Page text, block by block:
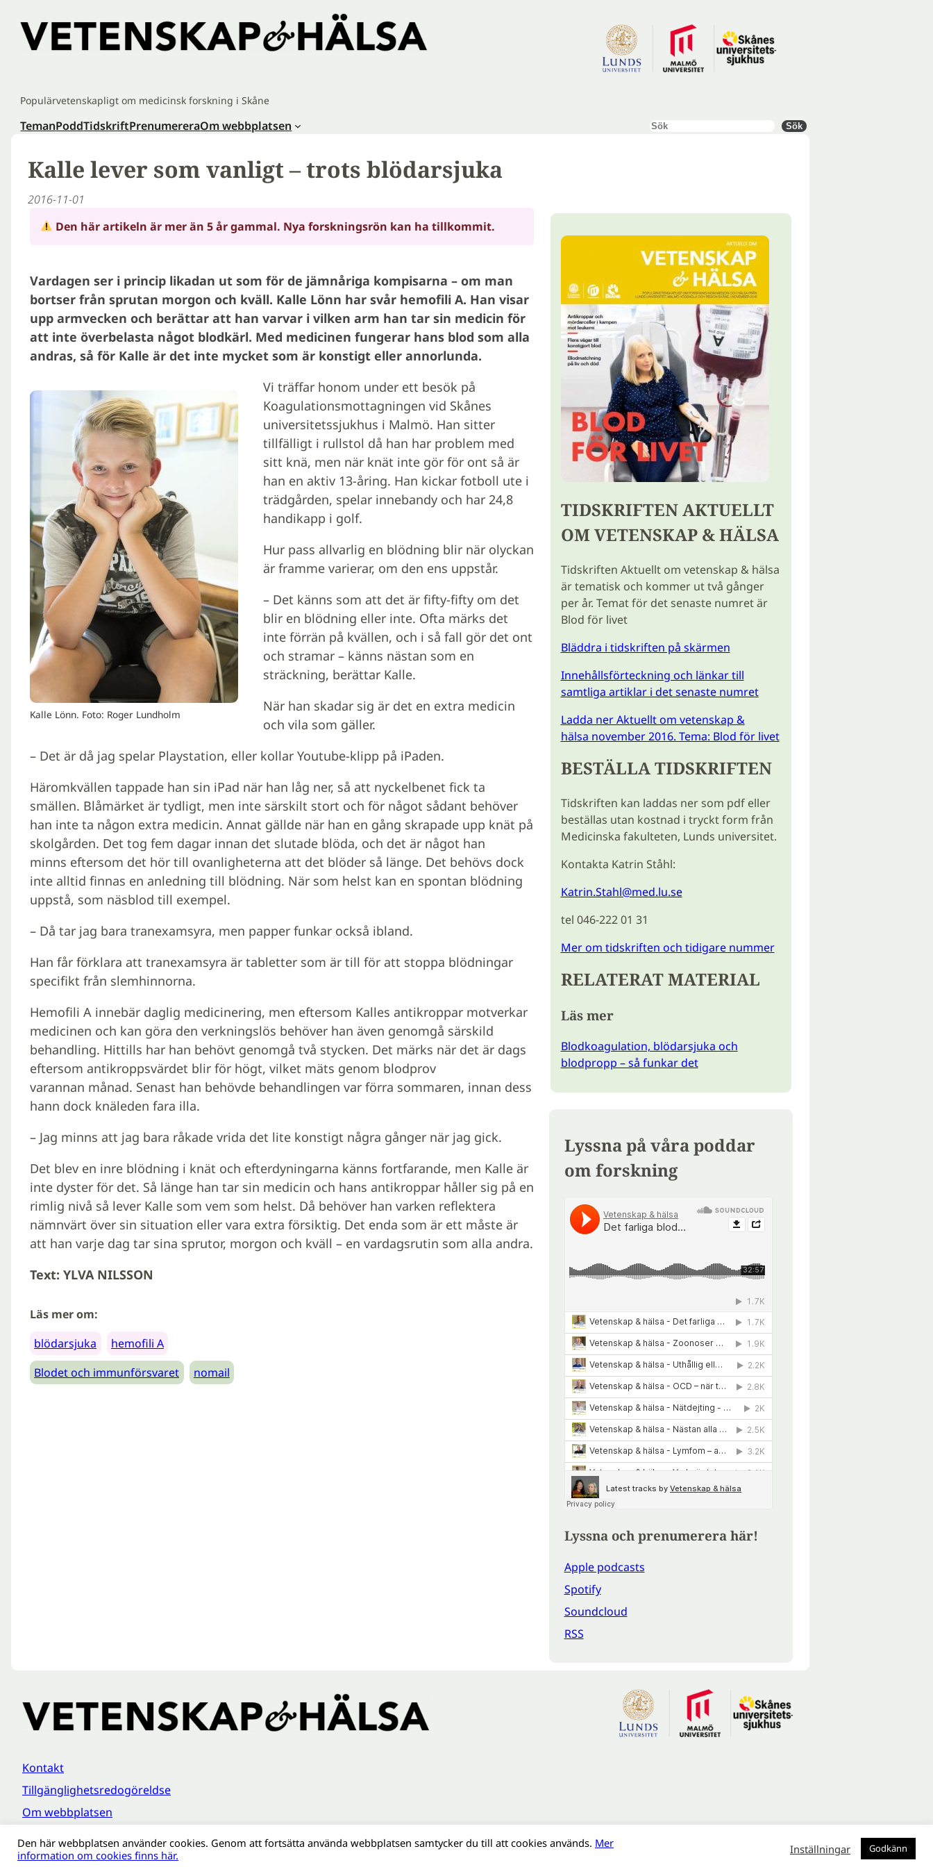
innehåll
Populärvetenskapligt om medicinsk forskning i Skåne
TemanPoddTidskriftPrenumereraOm webbplatsen Sök Sök
Kalle lever som vanligt – trots blödarsjuka
2016-11-01
Den här artikeln är mer än 5 år gammal. Nya forskningsrön kan ha tillkommit.
Vardagen ser i princip likadan ut som för de jämnåriga kompisarna – om man
bortser från sprutan morgon och kväll. Kalle Lönn har svår hemofili A. Han visar
upp armvecken och berättar att han varvar i vilken arm han tar sin medicin för
att inte överbelasta något blodkärl. Med medicinen fungerar hans blod som alla
andras, så för Kalle är det inte mycket som är konstigt eller annorlunda.
Kalle Lönn. Foto: Roger Lundholm
Vi träffar honom under ett besök på
Koagulationsmottagningen vid Skånes
universitetssjukhus i Malmö. Han sitter
tillfälligt i rullstol då han har problem med
sitt knä, men när knät inte gör för ont så är
han en aktiv 13-åring. Han kickar fotboll ute i
trädgården, spelar innebandy och har 24,8
handikapp i golf.
Hur pass allvarlig en blödning blir när olyckan
är framme varierar, om den ens uppstår.
– Det känns som att det är fifty-fifty om det
blir en blödning eller inte. Ofta märks det
inte förrän på kvällen, och i så fall gör det ont
och stramar – känns nästan som en
sträckning, berättar Kalle.
När han skadar sig är det en extra medicin
och vila som gäller.
– Det är då jag spelar Playstation, eller kollar Youtube-klipp på iPaden.
Häromkvällen tappade han sin iPad när han låg ner, så att nyckelbenet fick ta
smällen. Blåmärket är tydligt, men inte särskilt stort och för något sådant behöver
han inte ta någon extra medicin. Annat gällde när han en gång skrapade upp knät på
skolgården. Det tog fem dagar innan det slutade blöda, och det är något han
minns eftersom det hör till ovanligheterna att det blöder så länge. Det behövs dock
inte alltid finnas en anledning till blödning. När som helst kan en spontan blödning
uppstå, som näsblod till exempel.
– Då tar jag bara tranexamsyra, men papper funkar också ibland.
Han får förklara att tranexamsyra är tabletter som är till för att stoppa blödningar
specifikt från slemhinnorna.
Hemofili A innebär daglig medicinering, men eftersom Kalles antikroppar motverkar
medicinen och kan göra den verkningslös behöver han även genomgå särskild
behandling. Hittills har han behövt genomgå två stycken. Det märks när det är dags
eftersom antikroppsvärdet blir för högt, vilket mäts genom blodprov
varannan månad. Senast han behövde behandlingen var förra sommaren, innan dess
hann dock knäleden fara illa.
– Jag minns att jag bara råkade vrida det lite konstigt några gånger när jag gick.
Det blev en inre blödning i knät och efterdyningarna känns fortfarande, men Kalle är
inte dyster för det. Så länge han tar sin medicin och hans antikroppar håller sig på en
rimlig nivå så lever Kalle som vem som helst. Då behöver han varken reflektera
nämnvärt över sin situation eller vara extra försiktig. Det enda som är ett måste är
att han varje dag tar sina sprutor, morgon och kväll – en vardagsrutin som alla andra.
Text: YLVA NILSSON
Läs mer om:
blödarsjuka
hemofili A
Blodet och immunförsvaret
nomail
TIDSKRIFTEN AKTUELLT
OM VETENSKAP & HÄLSA
Tidskriften Aktuellt om vetenskap & hälsa
är tematisk och kommer ut två gånger
per år. Temat för det senaste numret är
Blod för livet
Bläddra i tidskriften på skärmen
Innehållsförteckning och länkar till
samtliga artiklar i det senaste numret
Ladda ner Aktuellt om vetenskap &
hälsa november 2016. Tema: Blod för livet
BESTÄLLA TIDSKRIFTEN
Tidskriften kan laddas ner som pdf eller
beställas utan kostnad i tryckt form från
Medicinska fakulteten, Lunds universitet.
Kontakta Katrin Ståhl:
Katrin.Stahl@med.lu.se
tel 046-222 01 31
Mer om tidskriften och tidigare nummer
RELATERAT MATERIAL
Läs mer
Blodkoagulation, blödarsjuka och
blodpropp – så funkar det
Lyssna på våra poddar
om forskning
Lyssna och prenumerera här!
Apple podcasts
Spotify
Soundcloud
RSS
Kontakt
Tillgänglighetsredogöreldse
Om webbplatsen
Den här webbplatsen använder cookies. Genom att fortsätta använda webbplatsen samtycker du till att cookies används. Mer
information om cookies finns här.
Inställningar Godkänn